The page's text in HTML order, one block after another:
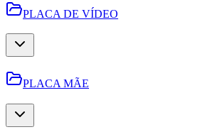
PLACA DE VÍDEO
PLACA MÃE